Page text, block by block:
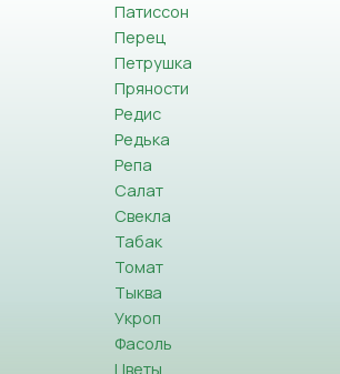
Патиссон
Перец
Петрушка
Пряности
Редис
Редька
Репа
Салат
Свекла
Табак
Томат
Тыква
Укроп
Фасоль
Цветы